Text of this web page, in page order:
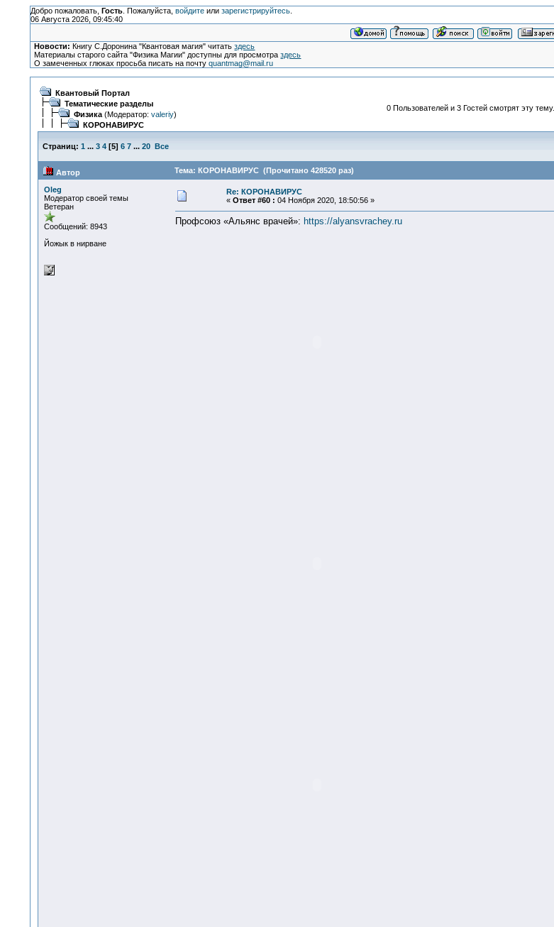
Добро пожаловать, Гость. Пожалуйста, войдитеили зарегистрируйтесь.
06 Августа 2026, 09:45:40
Новости: Книгу С.Доронина "Квантовая магия" читатьздесь
Материалы старого сайта "Физика Магии" доступны для просмотраздесь
О замеченных глюках просьба писать на почтуquantmag@mail.ru
Квантовый Портал
Тематические разделы
Физика(Модератор: valeriy)
КОРОНАВИРУС
0 Пользователей и 3 Гостей смотрят эту тему.
Страниц: 1 ... 3 4[5] 6 7 ... 20 Все
Автор Тема: КОРОНАВИРУС (Прочитано 428520 раз)
Oleg
Модератор своей темы
Ветеран
Сообщений: 8943
Йожык в нирване
Re: КОРОНАВИРУС
« Ответ #60 : 04 Ноября 2020, 18:50:56 »
Профсоюз «Альянс врачей»: https://alyansvrachey.ru